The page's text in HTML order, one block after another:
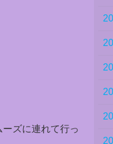
ズに連れて行っ